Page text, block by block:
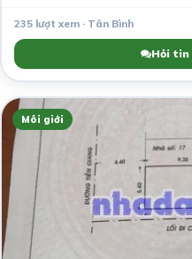
235 lượt xem · Tân Bình
Hỏi tin
Môi giới